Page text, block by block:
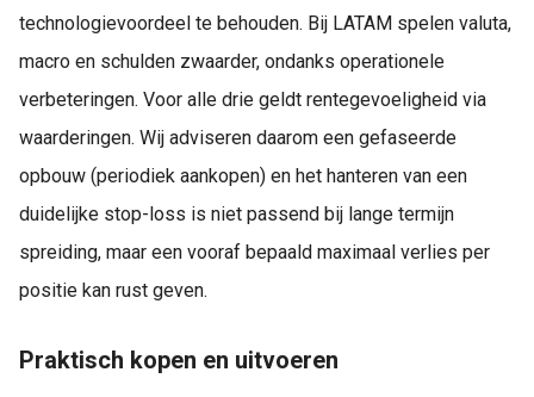
technologievoordeel te behouden. Bij LATAM spelen valuta,
macro en schulden zwaarder, ondanks operationele
verbeteringen. Voor alle drie geldt rentegevoeligheid via
waarderingen. Wij adviseren daarom een gefaseerde
opbouw (periodiek aankopen) en het hanteren van een
duidelijke stop-loss is niet passend bij lange termijn
spreiding, maar een vooraf bepaald maximaal verlies per
positie kan rust geven.
Praktisch kopen en uitvoeren